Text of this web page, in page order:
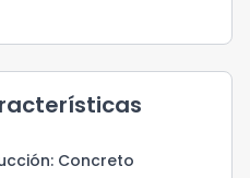
: Concreto